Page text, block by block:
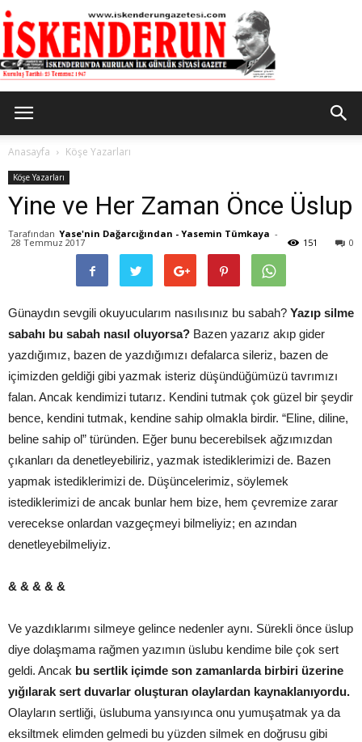
Gazetesi
Anasayfa Köşe Yazarları
Köşe Yazarları
Yine ve Her Zaman Önce Üslup
Tarafından Yase'nin Dağarcığından - Yasemin Tümkaya -
28 Temmuz 2017 0
151
Günaydın sevgili okuyucularım nasılısınız bu sabah? Yazıp silme
sabahı bu sabah nasıl oluyorsa? Bazen yazarız akıp gider
yazdığımız, bazen de yazdığımızı defalarca sileriz, bazen de
içimizden geldiği gibi yazmak isteriz düşündüğümüzü tavrımızı
falan. Ancak kendimizi tutarız. Kendini tutmak çok güzel bir şeydir
bence, kendini tutmak, kendine sahip olmakla birdir. “Eline, diline,
beline sahip ol” türünden. Eğer bunu becerebilsek ağzımızdan
çıkanları da denetleyebiliriz, yazmak istediklerimizi de. Bazen
yapmak istediklerimizi de. Düşüncelerimiz, söylemek
istediklerimizi de ancak bunlar hem bize, hem çevremize zarar
verecekse onlardan vazgeçmeyi bilmeliyiz; en azından
denetleyebilmeliyiz.
& & & & &
Ve yazdıklarımı silmeye gelince nedenler aynı. Sürekli önce üslup
diye dolaşmama rağmen yazımın üslubu kendime bile çok sert
geldi. Ancak bu sertlik içimde son zamanlarda birbiri üzerine
yığılarak sert duvarlar oluşturan olaylardan kaynaklanıyordu.
Olayların sertliği, üslubuma yansıyınca onu yumuşatmak ya da
eksiltmek elimden gelmedi bu yüzden silmek en doğrusu gibi